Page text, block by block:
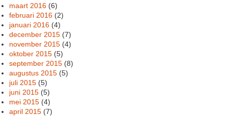
maart 2016 (6)
februari 2016 (2)
januari 2016 (4)
december 2015 (7)
november 2015 (4)
oktober 2015 (5)
september 2015 (8)
augustus 2015 (5)
juli 2015 (5)
juni 2015 (5)
mei 2015 (4)
april 2015 (7)